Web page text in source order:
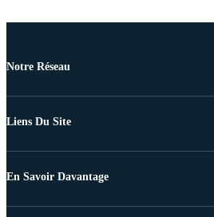
Notre Réseau
Liens Du Site
En Savoir Davantage